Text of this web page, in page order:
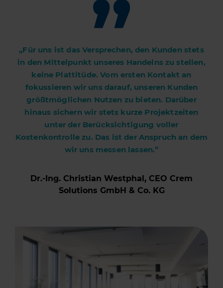
„Für uns ist das Versprechen, den Kunden stets
in den Mittelpunkt unseres Handelns zu stellen,
keine Plattitüde. Vom ersten Kontakt an
fokussieren wir uns darauf, unseren Kunden
größtmöglichen Nutzen zu bieten. Darüber
hinaus sichern wir stets kurze Projektzeiten
unter der Berücksichtigung voller
Kostenkontrolle zu. Das ist der Anspruch an dem
wir uns messen lassen.”
Dr.-Ing. Christian Westphal, CEO Crem
Solutions GmbH & Co. KG